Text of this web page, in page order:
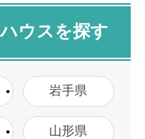
ウスを探す
岩手県
山形県